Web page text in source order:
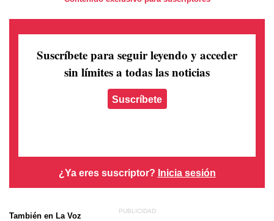
Suscríbete para seguir leyendo y acceder
sin límites a todas las noticias
Suscríbete
¿Ya eres suscriptor? Inicia sesión
También en La Voz